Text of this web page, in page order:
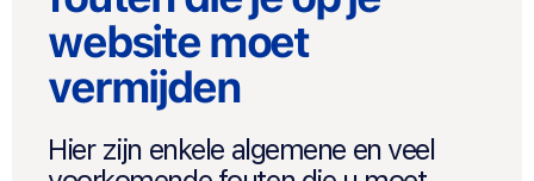
website moet
vermijden
Hier zijn enkele algemene en veel